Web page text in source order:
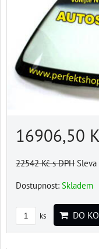
16906,50
22542 Kčs DPH Sleva
Dostupnost: Skladem
ks DO